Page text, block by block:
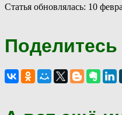
Статья обновлялась: 10